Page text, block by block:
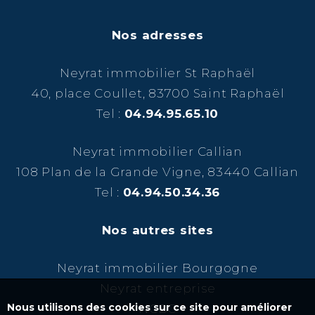
Nos adresses
Neyrat immobilier St Raphaël
40, place Coullet, 83700 Saint Raphaël
Tel : 04.94.95.65.10
Neyrat immobilier Callian
108 Plan de la Grande Vigne, 83440 Callian
Tel : 04.94.50.34.36
Nos autres sites
Neyrat immobilier Bourgogne
Neyrat entreprise
NCBC
Nous utilisons des cookies sur ce site pour améliorer